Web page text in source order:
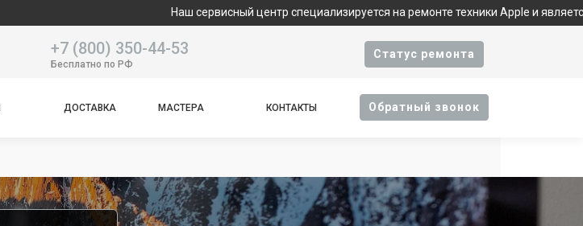
Наш сервисный центр специализируется на ремонте техники Apple и является
+7 (800) 350-44-53
Бесплатно по РФ
Cтатус ремонта
ДОСТАВКА МАСТЕРА КОНТАКТЫ Oбратный звонок